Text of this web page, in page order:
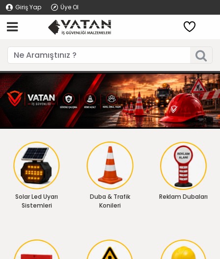
Giriş Yap Üye Ol
Solar Led Uyarı
Sistemleri
Duba & Trafik
Konileri
Reklam Dubaları